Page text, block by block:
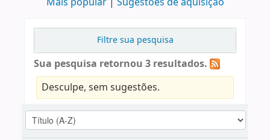
Filtre sua pesquisa
Sua pesquisa retornou 3 resultados.
Desculpe, sem sugestões.